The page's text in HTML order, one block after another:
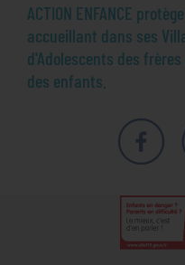
ACTION ENFANCE
accueillant dans ses
d'Adolescents des
des enfants.